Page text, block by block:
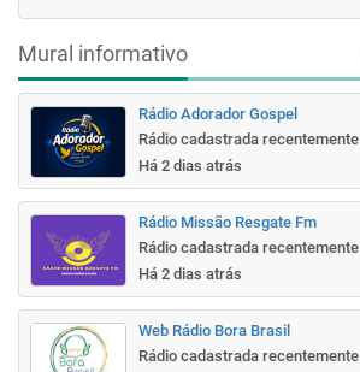
Mural informativo
Rádio Adorador Gospel
Rádio cadastrada recentemente
Há 2 dias atrás
Rádio Missão Resgate Fm
Rádio cadastrada recentemente
Há 2 dias atrás
Web Rádio Bora Brasil
Rádio cadastrada recentemente